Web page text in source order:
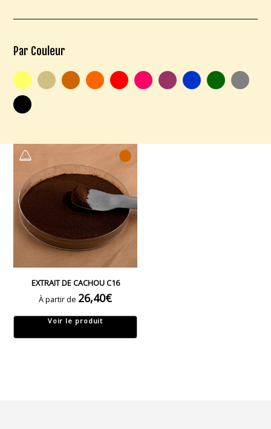
Par Couleur
EXTRAIT DE CACHOU C16
À partir de 26,40€
Voir le produit